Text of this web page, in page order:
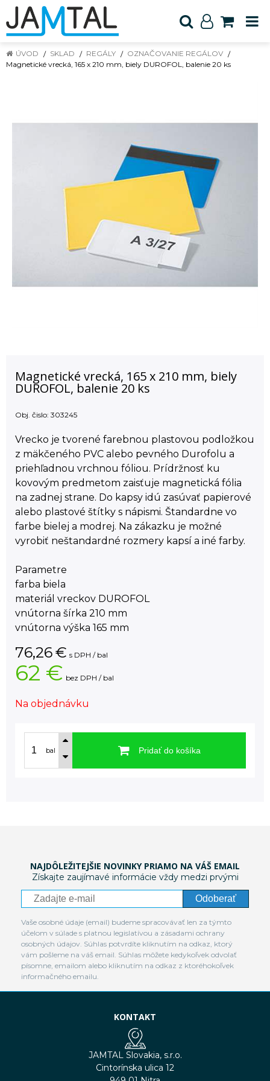
ÚVOD SKLAD REGÁLY
OZNAČOVANIE REGÁLOV
Magnetické vrecká, 165 x 210 mm, biely DUROFOL, balenie 20 ks
Magnetické vrecká, 165 x 210 mm, biely
DUROFOL, balenie 20 ks
Obj. čislo: 303245
Vrecko je tvorené farebnou plastovou podložkou
z mäkčeného PVC alebo pevného Durofolu a
priehľadnou vrchnou fóliou. Prídržnosť ku
kovovým predmetom zaisťuje magnetická fólia
na zadnej strane. Do kapsy idú zasúvať papierové
alebo plastové štítky s nápismi. Štandardne vo
farbe bielej a modrej. Na zákazku je možné
vyrobiť neštandardné rozmery kapsí a iné farby.
Parametre
farba biela
materiál vreckov DUROFOL
vnútorna šírka 210 mm
vnútorna výška 165 mm
76,26€ s DPH / bal
62 € bez DPH / bal
Na objednávku
bal Pridať do košíka
NAJDÔLEŽITEJŠIE NOVINKY PRIAMO NA VÁŠ EMAIL
Získajte zaujímavé informácie vždy medzi prvými
Odoberať
Vaše osobné údaje (email) budeme spracovávať len za týmto
účelom v súlade s platnou legislatívou a zásadami ochrany
osobných údajov. Súhlas potvrdíte kliknutím na odkaz, ktorý
vám pošleme na váš email. Súhlas môžete kedykoľvek odvolať
písomne, emailom alebo kliknutím na odkaz z ktoréhokoľvek
informačného emailu.
KONTAKT
JAMTAL Slovakia, s.r.o.
Cintorínska ulica 12